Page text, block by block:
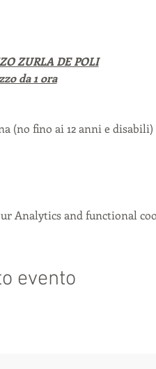
ZURLA DE POLI
da 1 ora
(no fino ai 12 anni e disabili)
Analytics and functional
evento